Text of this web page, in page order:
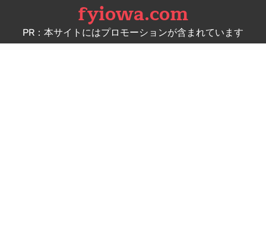
content
fyiowa.com
PR：本サイトにはプロモーションが含まれています